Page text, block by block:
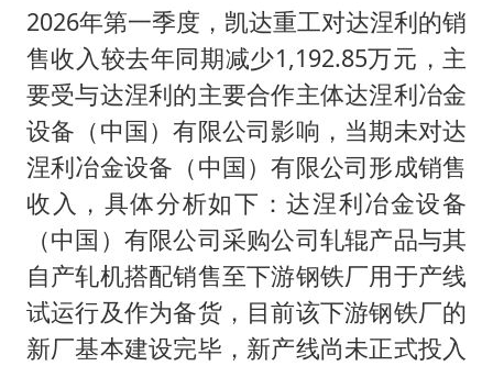
2026年第一季度，凯达重工对达涅利的销
售收入较去年同期减少1,192.85万元，主
要受与达涅利的主要合作主体达涅利冶金
设备（中国）有限公司影响，当期未对达
涅利冶金设备（中国）有限公司形成销售
收入，具体分析如下：达涅利冶金设备
（中国）有限公司采购公司轧辊产品与其
自产轧机搭配销售至下游钢铁厂用于产线
试运行及作为备货，目前该下游钢铁厂的
新厂基本建设完毕，新产线尚未正式投入